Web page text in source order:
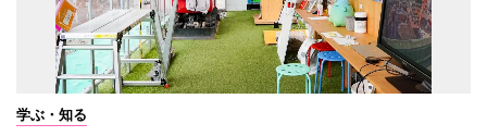
学ぶ・知る